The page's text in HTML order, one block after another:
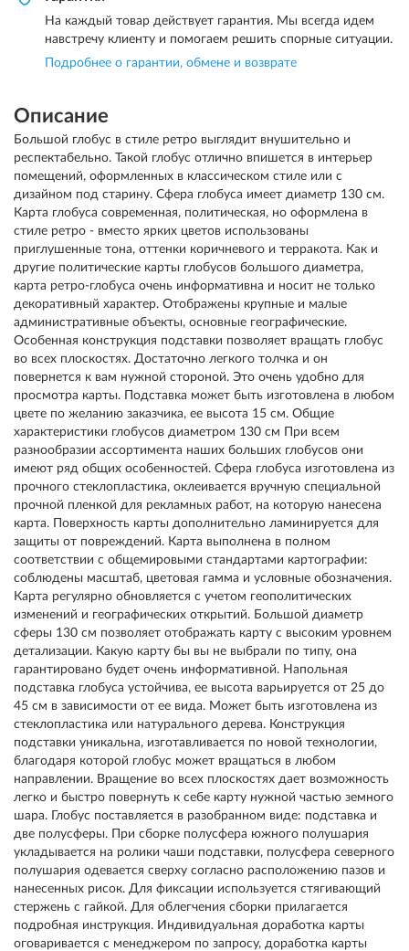
На каждый товар действует гарантия. Мы всегда идем
навстречу клиенту и помогаем решить спорные ситуации.
Подробнее о гарантии, обмене и возврате
Описание
Большой глобус в стиле ретро выглядит внушительно и
респектабельно. Такой глобус отлично впишется в интерьер
помещений, оформленных в классическом стиле или с
дизайном под старину. Сфера глобуса имеет диаметр 130 см.
Карта глобуса современная, политическая, но оформлена в
стиле ретро - вместо ярких цветов использованы
приглушенные тона, оттенки коричневого и терракота. Как и
другие политические карты глобусов большого диаметра,
карта ретро-глобуса очень информативна и носит не только
декоративный характер. Отображены крупные и малые
административные объекты, основные географические.
Особенная конструкция подставки позволяет вращать глобус
во всех плоскостях. Достаточно легкого толчка и он
повернется к вам нужной стороной. Это очень удобно для
просмотра карты. Подставка может быть изготовлена в любом
цвете по желанию заказчика, ее высота 15 см. Общие
характеристики глобусов диаметром 130 см При всем
разнообразии ассортимента наших больших глобусов они
имеют ряд общих особенностей. Сфера глобуса изготовлена из
прочного стеклопластика, оклеивается вручную специальной
прочной пленкой для рекламных работ, на которую нанесена
карта. Поверхность карты дополнительно ламинируется для
защиты от повреждений. Карта выполнена в полном
соответствии с общемировыми стандартами картографии:
соблюдены масштаб, цветовая гамма и условные обозначения.
Карта регулярно обновляется с учетом геополитических
изменений и географических открытий. Большой диаметр
сферы 130 см позволяет отображать карту с высоким уровнем
детализации. Какую карту бы вы не выбрали по типу, она
гарантировано будет очень информативной. Напольная
подставка глобуса устойчива, ее высота варьируется от 25 до
45 см в зависимости от ее вида. Может быть изготовлена из
стеклопластика или натурального дерева. Конструкция
подставки уникальна, изготавливается по новой технологии,
благодаря которой глобус может вращаться в любом
направлении. Вращение во всех плоскостях дает возможность
легко и быстро повернуть к себе карту нужной частью земного
шара. Глобус поставляется в разобранном виде: подставка и
две полусферы. При сборке полусфера южного полушария
укладывается на ролики чаши подставки, полусфера северного
полушария одевается сверху согласно расположению пазов и
нанесенных рисок. Для фиксации используется стягивающий
стержень с гайкой. Для облегчения сборки прилагается
подробная инструкция. Индивидуальная доработка карты
оговаривается с менеджером по запросу, доработка карты